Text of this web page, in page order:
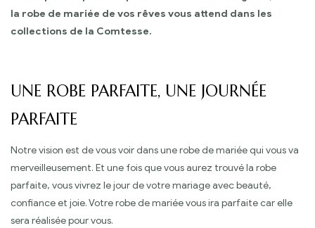
la robe de mariée de vos rêves vous attend dans les
collections de la Comtesse.
UNE ROBE PARFAITE, UNE JOURNÉE
PARFAITE
Notre vision est de vous voir dans une robe de mariée qui vous va
merveilleusement. Et une fois que vous aurez trouvé la robe
parfaite, vous vivrez le jour de votre mariage avec beauté,
confiance et joie. Votre robe de mariée vous ira parfaite car elle
sera réalisée pour vous.